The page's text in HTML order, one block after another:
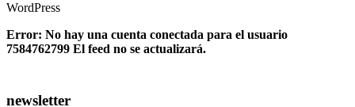
WordPress
Error: No hay una cuenta conectada para el usuario
7584762799 El feed no se actualizará.
newsletter